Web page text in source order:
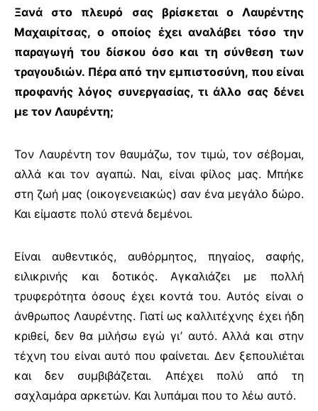
Ξανά στο πλευρό σας βρίσκεται ο Λαυρέντης
Μαχαιρίτσας, ο οποίος έχει αναλάβει τόσο την
παραγωγή του δίσκου όσο και τη σύνθεση των
τραγουδιών. Πέρα από την εμπιστοσύνη, που είναι
προφανής λόγος συνεργασίας, τι άλλο σας δένει
με τον Λαυρέντη;
Τον Λαυρέντη τον θαυμάζω, τον τιμώ, τον σέβομαι,
αλλά και τον αγαπώ. Ναι, είναι φίλος μας. Μπήκε
στη ζωή μας (οικογενειακώς) σαν ένα μεγάλο δώρο.
Και είμαστε πολύ στενά δεμένοι.
Είναι αυθεντικός, αυθόρμητος, πηγαίος, σαφής,
ειλικρινής και δοτικός. Αγκαλιάζει με πολλή
τρυφερότητα όσους έχει κοντά του. Αυτός είναι ο
άνθρωπος Λαυρέντης. Γιατί ως καλλιτέχνης έχει ήδη
κριθεί, δεν θα μιλήσω εγώ γι’ αυτό. Αλλά και στην
τέχνη του είναι αυτό που φαίνεται. Δεν ξεπουλιέται
και δεν συμβιβάζεται. Απέχει πολύ από τη
σαχλαμάρα αρκετών. Και λυπάμαι που το λέω αυτό.